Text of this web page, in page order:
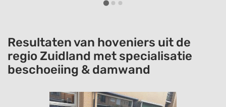
Resultaten van hoveniers uit de
regio Zuidland met specialisatie
beschoeiing & damwand